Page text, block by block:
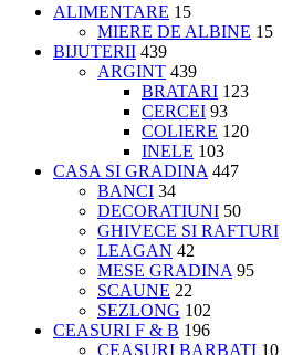
ALIMENTARE 15
MIERE DE ALBINE 15
BIJUTERII 439
ARGINT 439
BRATARI 123
CERCEI 93
COLIERE 120
INELE 103
CASA SI GRADINA 447
BANCI 34
DECORATIUNI 50
GHIVECE SI RAFTURI
LEAGAN 42
MESE GRADINA 95
SCAUNE 22
SEZLONG 102
CEASURI F & B 196
CEASURI BARBATI 10